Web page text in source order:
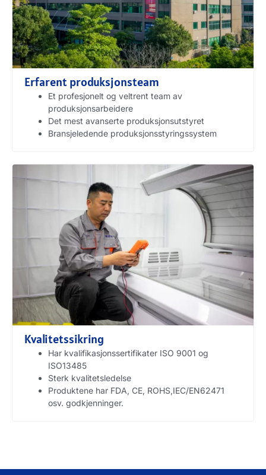
Erfarent produksjonsteam
Et profesjonelt og veltrent team av
produksjonsarbeidere
Det mest avanserte produksjonsutstyret
Bransjeledende produksjonsstyringssystem
Kvalitetssikring
Har kvalifikasjonssertifikater ISO 9001 og
ISO13485
Sterk kvalitetsledelse
Produktene har FDA, CE, ROHS,IEC/EN62471
osv. godkjenninger.